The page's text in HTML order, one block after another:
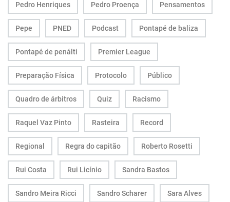
Pedro Henriques Pedro Proença Pensamentos
Pepe PNED Podcast Pontapé de baliza
Pontapé de penálti Premier League
Preparação Física Protocolo Público
Quadro de árbitros Quiz Racismo
Raquel Vaz Pinto Rasteira Record
Regional Regra do capitão Roberto Rosetti
Rui Costa Rui Licínio Sandra Bastos
Sandro Meira Ricci Sandro Scharer Sara Alves